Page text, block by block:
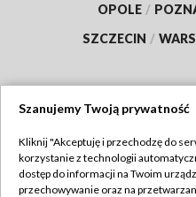
OPOLE /
SZCZECIN /
Abonament TVP
Szanujemy Twoją prywatność
Kliknij "Akceptuję i przechodzę do
korzystanie z technologii
dostęp do informacji na Twoim
przechowywanie oraz na